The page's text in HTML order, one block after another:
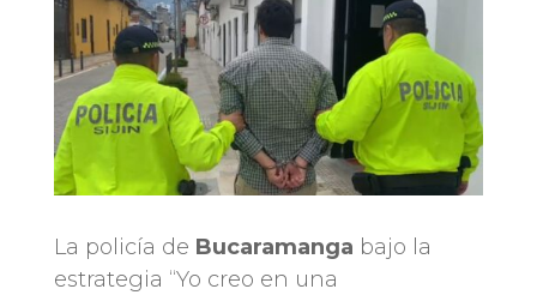
La policía de Bucaramanga bajo la
estrategia “Yo creo en una